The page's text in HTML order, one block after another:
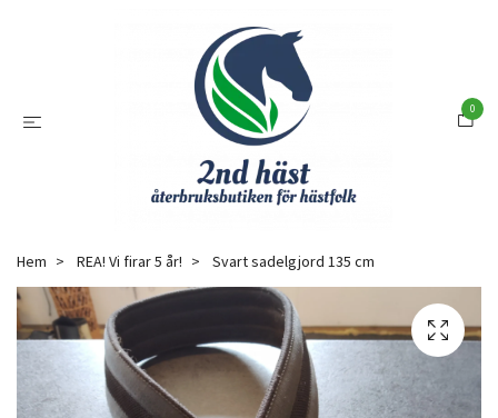
0
Hem REA! Vi firar 5 år! Svart sadelgjord 135 cm